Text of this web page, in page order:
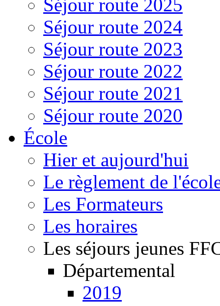
Séjour route 2025
Séjour route 2024
Séjour route 2023
Séjour route 2022
Séjour route 2021
Séjour route 2020
École
Hier et aujourd'hui
Le règlement de
Les Formateurs
Les horaires
Les séjours jeunes
Départemental
2019